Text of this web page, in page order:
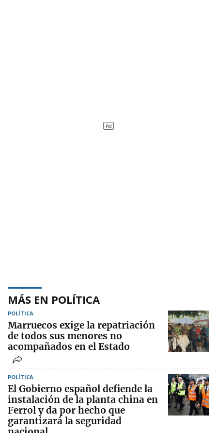
MÁS EN POLÍTICA
POLÍTICA
Marruecos exige la repatriación
de todos sus menores no
acompañados en el Estado
POLÍTICA
El Gobierno español defiende la
instalación de la planta china en
Ferrol y da por hecho que
garantizará la seguridad